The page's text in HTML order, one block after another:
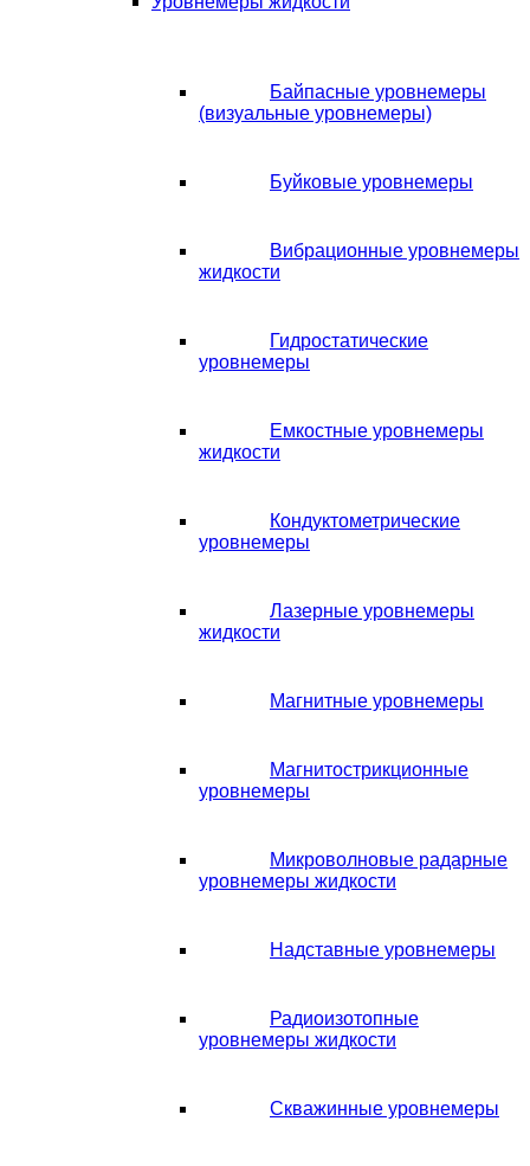
Байпасные уровнемеры
(визуальные уровнемеры)
Буйковые уровнемеры
Вибрационные уровнемеры
жидкости
Гидростатические
уровнемеры
Емкостные уровнемеры
жидкости
Кондуктометрические
уровнемеры
Лазерные уровнемеры
жидкости
Магнитные уровнемеры
Магнитострикционные
уровнемеры
Микроволновые радарные
уровнемеры жидкости
Надставные уровнемеры
Радиоизотопные
уровнемеры жидкости
Скважинные уровнемеры